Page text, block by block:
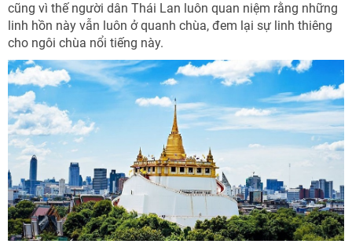
cũng vì thế người dân Thái Lan luôn quan niệm rằng những
linh hồn này vẫn luôn ở quanh chùa, đem lại sự linh thiêng
cho ngôi chùa nổi tiếng này.